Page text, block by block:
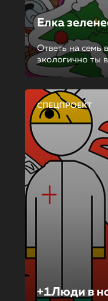
Елка
Ответь на семь
экологично ты
СПЕЦПРОЕКТ
+1Люди в